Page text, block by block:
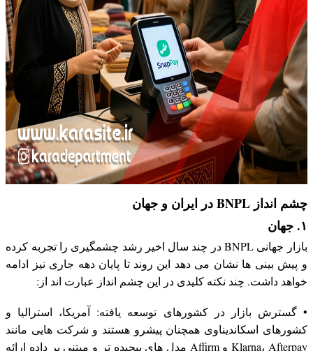
چشم انداز BNPL در ایران و جهان
۱. جهان
بازار جهانی BNPL در چند سال اخیر رشد چشمگیری را تجربه کرده
و پیش بینی ها نشان می دهد این روند تا پایان دهه جاری نیز ادامه
خواهد داشت. چند نکته کلیدی در این چشم انداز عبارت اند از:
• گسترش بازار در کشورهای توسعه یافته: آمریکا، استرالیا و
کشورهای اسکاندیناوی همچنان پیشرو هستند و شرکت هایی مانند
Klarna، Afterpay و Affirm مدل های پیچیده تر و مبتنی بر داده ارائه